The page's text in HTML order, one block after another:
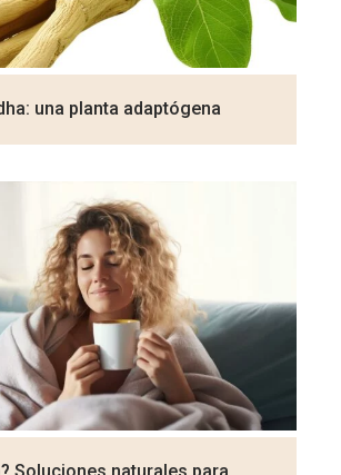
una planta adaptógena
Soluciones naturales para